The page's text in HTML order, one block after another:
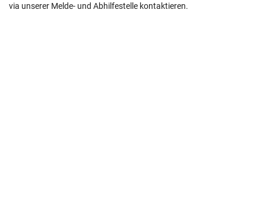
via unserer Melde- und Abhilfestelle kontaktieren.